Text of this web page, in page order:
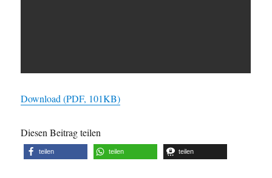
Download (PDF, 101KB)
Diesen Beitrag teilen
teilen teilen teilen